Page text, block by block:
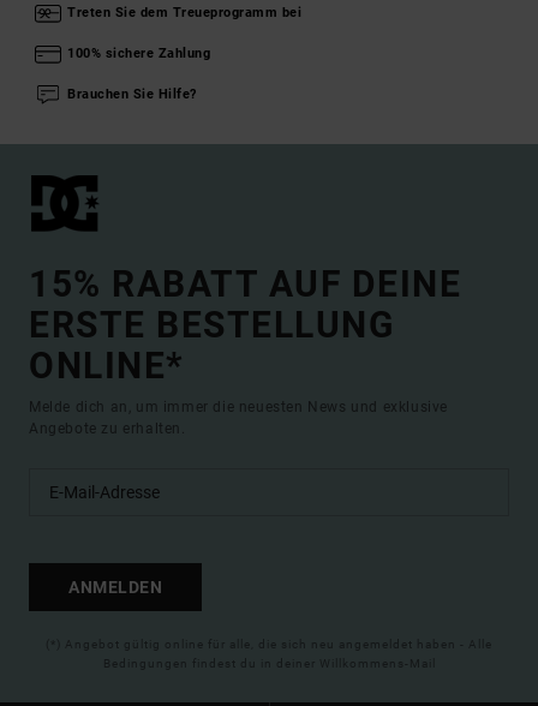
Treten Sie dem Treueprogramm bei
100% sichere Zahlung
Brauchen Sie Hilfe?
15% RABATT AUF DEINE
ERSTE BESTELLUNG
ONLINE*
Melde dich an, um immer die neuesten News und exklusive
Angebote zu erhalten.
ANMELDEN
(*) Angebot gültig online für alle, die sich neu angemeldet haben - Alle
Bedingungen findest du in deiner Willkommens-Mail